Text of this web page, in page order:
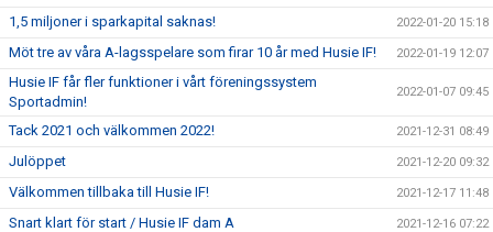
1,5 miljoner i sparkapital saknas! 2022-01-20 15:18
Möt tre av våra A-lagsspelare som firar 10 år med Husie IF! 2022-01-19 12:07
Husie IF får fler funktioner i vårt föreningssystem
Sportadmin!
2022-01-07 09:45
Tack 2021 och välkommen 2022! 2021-12-31 08:49
Julöppet 2021-12-20 09:32
Välkommen tillbaka till Husie IF! 2021-12-17 11:48
Snart klart för start / Husie IF dam A 2021-12-16 07:22